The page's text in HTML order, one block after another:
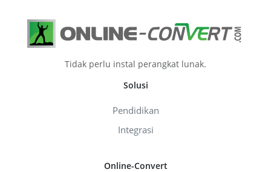
Tidak perlu instal perangkat lunak.
Solusi
Pendidikan
Integrasi
Online-Convert